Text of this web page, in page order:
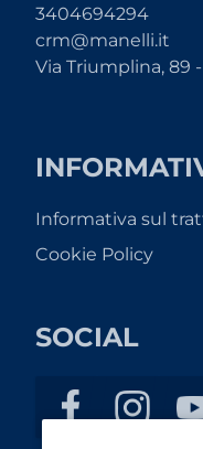
3404694294
crm@manelli.it
Via Triumplina, 89 -
Informativa sul
Cookie Policy
SOCIAL